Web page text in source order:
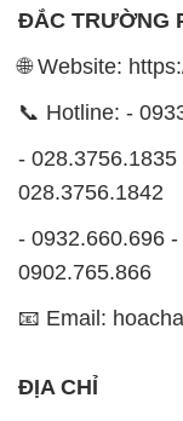
ĐẮC TRƯỜNG
🌐 Website:
📞 Hotline: -
-
028.3756.1842
- 0932.660.696
0902.765.866
📧 Email:
ĐỊA CHỈ